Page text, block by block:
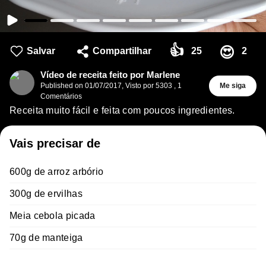
Salvar Compartilhar 👍 25 😍 2
Vídeo de receita feito por Marlene
Published on 01/07/2017, Visto por 5303 , 1
Comentários
Me siga
Receita muito fácil e feita com poucos ingredientes.
Vais precisar de
600g de arroz arbório
300g de ervilhas
Meia cebola picada
70g de manteiga